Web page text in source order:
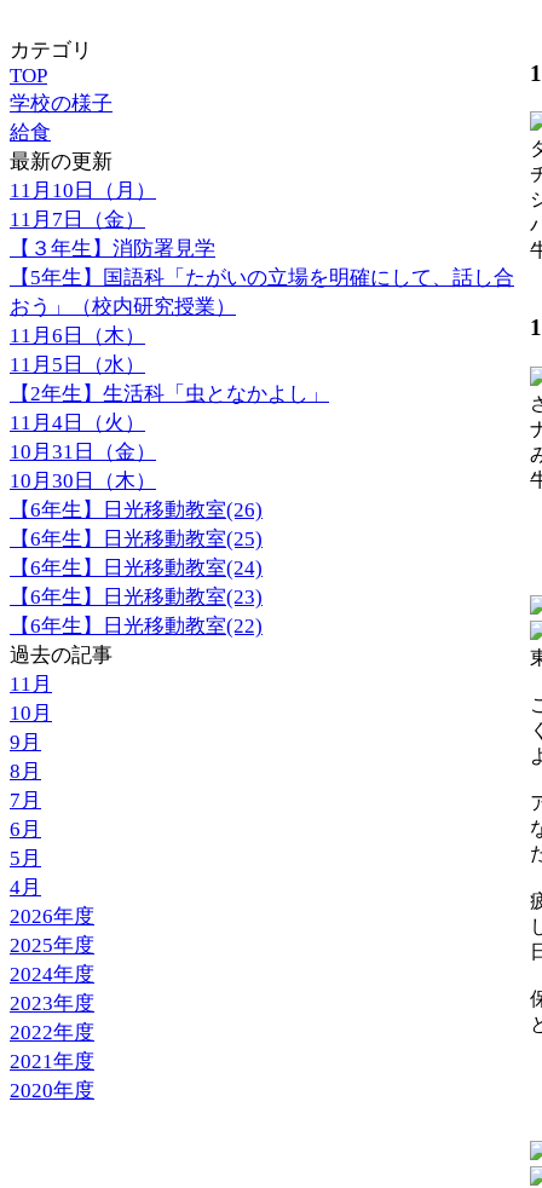
カテゴリ
TOP
学校の様子
給食
最新の更新
11月10日（月）
11月7日（金）
【３年生】消防署見学
【5年生】国語科「たがいの立場を明確にして、話し合
おう」（校内研究授業）
11月6日（木）
11月5日（水）
【2年生】生活科「虫となかよし」
11月4日（火）
10月31日（金）
10月30日（木）
【6年生】日光移動教室(26)
【6年生】日光移動教室(25)
【6年生】日光移動教室(24)
【6年生】日光移動教室(23)
【6年生】日光移動教室(22)
過去の記事
11月
10月
9月
8月
7月
6月
5月
4月
2026年度
2025年度
2024年度
2023年度
2022年度
2021年度
2020年度